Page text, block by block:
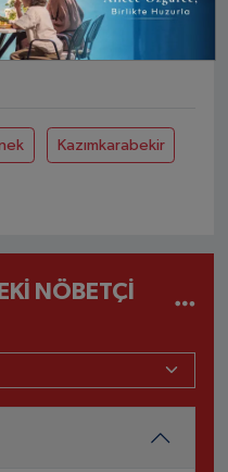
Kazımkarabekir
NÖBETÇI